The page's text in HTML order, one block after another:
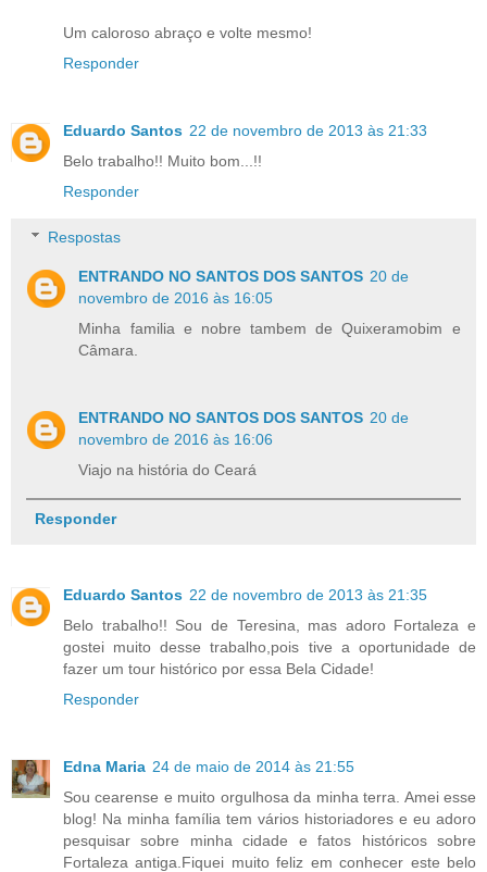
Um caloroso abraço e volte mesmo!
Responder
Eduardo Santos 22 de novembro de 2013 às 21:33
Belo trabalho!! Muito bom...!!
Responder
Respostas
ENTRANDO NO SANTOS DOS SANTOS 20 de
novembro de 2016 às 16:05
Minha familia e nobre tambem de Quixeramobim e
Câmara.
ENTRANDO NO SANTOS DOS SANTOS 20 de
novembro de 2016 às 16:06
Viajo na história do Ceará
Responder
Eduardo Santos 22 de novembro de 2013 às 21:35
Belo trabalho!! Sou de Teresina, mas adoro Fortaleza e
gostei muito desse trabalho,pois tive a oportunidade de
fazer um tour histórico por essa Bela Cidade!
Responder
Edna Maria 24 de maio de 2014 às 21:55
Sou cearense e muito orgulhosa da minha terra. Amei esse
blog! Na minha família tem vários historiadores e eu adoro
pesquisar sobre minha cidade e fatos históricos sobre
Fortaleza antiga.Fiquei muito feliz em conhecer este belo